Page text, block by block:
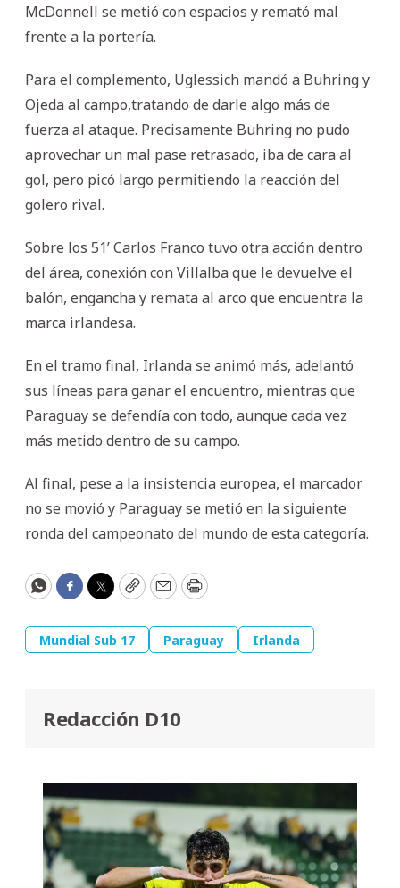
McDonnell se metió con espacios y remató mal
frente a la portería.
Para el complemento, Uglessich mandó a Buhring y
Ojeda al campo,tratando de darle algo más de
fuerza al ataque. Precisamente Buhring no pudo
aprovechar un mal pase retrasado, iba de cara al
gol, pero picó largo permitiendo la reacción del
golero rival.
Sobre los 51’ Carlos Franco tuvo otra acción dentro
del área, conexión con Villalba que le devuelve el
balón, engancha y remata al arco que encuentra la
marca irlandesa.
En el tramo final, Irlanda se animó más, adelantó
sus líneas para ganar el encuentro, mientras que
Paraguay se defendía con todo, aunque cada vez
más metido dentro de su campo.
Al final, pese a la insistencia europea, el marcador
no se movió y Paraguay se metió en la siguiente
ronda del campeonato del mundo de esta categoría.
WhatsApp
Facebook
Twitter
CopyEmailPrint
Mundial Sub 17 Paraguay Irlanda
Redacción D10